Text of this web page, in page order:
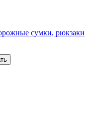
сумки, рюкзаки